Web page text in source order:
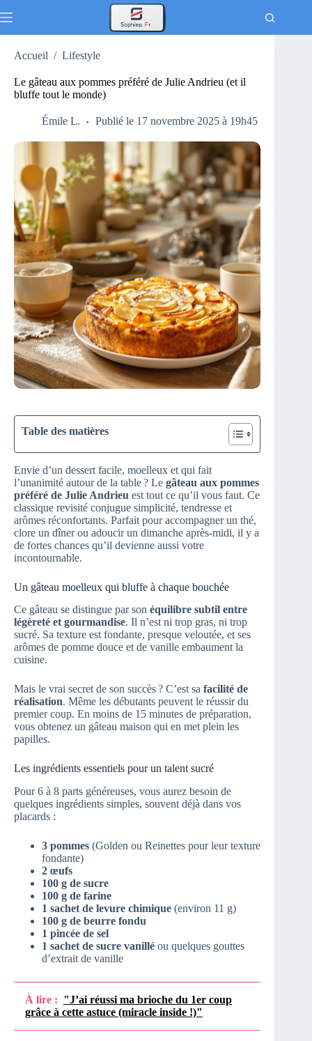
au
Accueil / Lifestyle
Le gâteau aux pommes préféré de Julie Andrieu (et il
bluffe tout le monde)
Émile L. Publié le 17 novembre 2025 à 19h45
Table des matières
Envie d’un dessert facile, moelleux et qui fait
l’unanimité autour de la table ? Le gâteau aux pommes
préféré de Julie Andrieu est tout ce qu’il vous faut. Ce
classique revisité conjugue simplicité, tendresse et
arômes réconfortants. Parfait pour accompagner un thé,
clore un dîner ou adoucir un dimanche après-midi, il y a
de fortes chances qu’il devienne aussi votre
incontournable.
Un gâteau moelleux qui bluffe à chaque bouchée
Ce gâteau se distingue par son équilibre subtil entre
légèreté et gourmandise. Il n’est ni trop gras, ni trop
sucré. Sa texture est fondante, presque veloutée, et ses
arômes de pomme douce et de vanille embaument la
cuisine.
Mais le vrai secret de son succès ? C’est sa facilité de
réalisation. Même les débutants peuvent le réussir du
premier coup. En moins de 15 minutes de préparation,
vous obtenez un gâteau maison qui en met plein les
papilles.
Les ingrédients essentiels pour un talent sucré
Pour 6 à 8 parts généreuses, vous aurez besoin de
quelques ingrédients simples, souvent déjà dans vos
placards :
3 pommes (Golden ou Reinettes pour leur texture
fondante)
2 œufs
100 g de sucre
100 g de farine
1 sachet de levure chimique (environ 11 g)
100 g de beurre fondu
1 pincée de sel
1 sachet de sucre vanillé ou quelques gouttes
d’extrait de vanille
À lire : "J’ai réussi ma brioche du 1er coup
grâce à cette astuce (miracle inside !)"